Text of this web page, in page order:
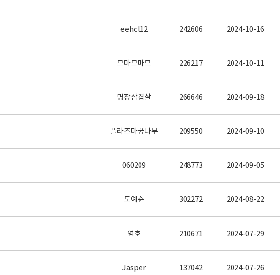
eehcl12 242606 2024-10-16
므마므마므 226217 2024-10-11
명장삼겹살 266646 2024-09-18
플라즈마꿈나무 209550 2024-09-10
060209 248773 2024-09-05
도예준 302272 2024-08-22
영호 210671 2024-07-29
Jasper 137042 2024-07-26